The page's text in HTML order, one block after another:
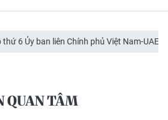
thứ 6 Ủy ban liên Chính phủ Việt Nam-UAE.
QUAN TÂM